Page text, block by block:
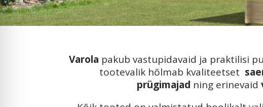
Varola pakub vastupidavaid ja praktilisi
tootevalik hõlmab kvaliteetset
prügimajad ning erinevaid